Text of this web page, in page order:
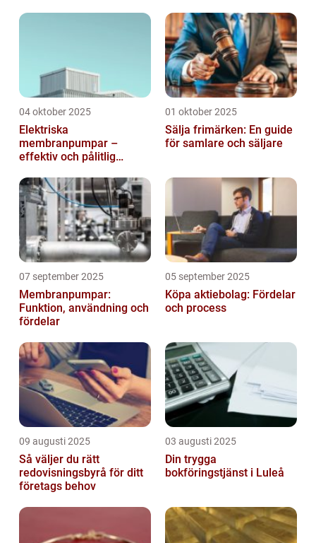
04 oktober 2025
Elektriska
membranpumpar –
effektiv och pålitlig
01 oktober 2025
Sälja frimärken: En guide
för samlare och säljare
07 september 2025
Membranpumpar:
Funktion, användning och
fördelar
05 september 2025
Köpa aktiebolag: Fördelar
och process
09 augusti 2025
Så väljer du rätt
redovisningsbyrå för ditt
företags behov
03 augusti 2025
Din trygga
bokföringstjänst i Luleå